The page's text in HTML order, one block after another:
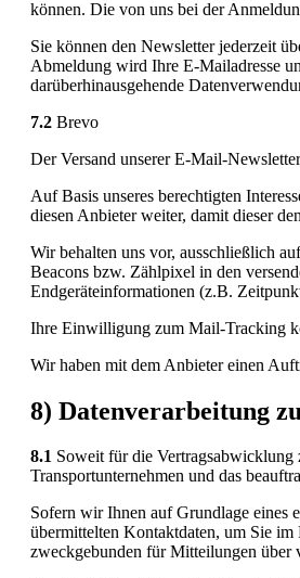
können. Die von uns bei der
Sie können den Newsletter jederzeit
Abmeldung wird Ihre E-Mailadresse
darüberhinausgehende
7.2 Brevo
Der Versand unserer E-Mail-
Auf Basis unseres berechtigten
diesen Anbieter weiter, damit dieser
Wir behalten uns vor, ausschließlich
Beacons bzw. Zählpixel in den
Endgeräteinformationen (z.B.
Ihre Einwilligung zum Mail-Tracking
Wir haben mit dem Anbieter einen
8) Datenverarbeitung
8.1 Soweit für die Vertragsabwicklung
Transportunternehmen und das
Sofern wir Ihnen auf Grundlage eines
übermittelten Kontaktdaten, um Sie
zweckgebunden für Mitteilungen über